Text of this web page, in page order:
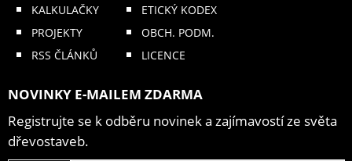
KALKULAČKY
PROJEKTY
RSS ČLÁNKŮ
ETICKÝ KODEX
OBCH. PODM.
LICENCE
NOVINKY E-MAILEM ZDARMA
Registrujte se k odběru novinek a zajímavostí ze světa
dřevostaveb.